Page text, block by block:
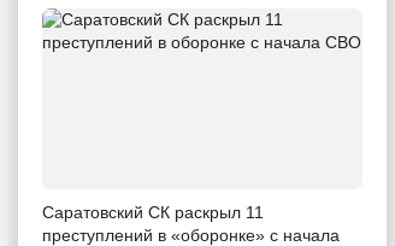
Саратовский СК раскрыл 11
преступлений в «оборонке» с начала